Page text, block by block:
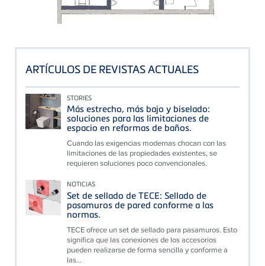
ARTÍCULOS DE REVISTAS ACTUALES
STORIES
Más estrecho, más bajo y biselado:
soluciones para las limitaciones de
espacio en reformas de baños.
Cuando las exigencias modernas chocan con las
limitaciones de las propiedades existentes, se
requieren soluciones poco convencionales.
NOTICIAS
Set de sellado de TECE: Sellado de
pasamuros de pared conforme a las
normas.
TECE ofrece un set de sellado para pasamuros. Esto
significa que las conexiones de los accesorios
pueden realizarse de forma sencilla y conforme a
las...